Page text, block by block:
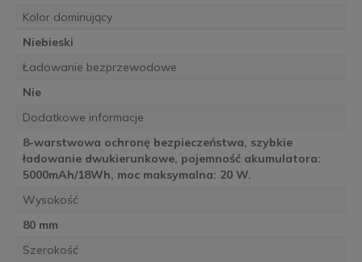
Kolor dominujący
Niebieski
Ładowanie bezprzewodowe
Nie
Dodatkowe informacje
8-warstwowa ochronę bezpieczeństwa, szybkie
ładowanie dwukierunkowe, pojemność akumulatora:
5000mAh/18Wh, moc maksymalna: 20 W.
Wysokość
80 mm
Szerokość